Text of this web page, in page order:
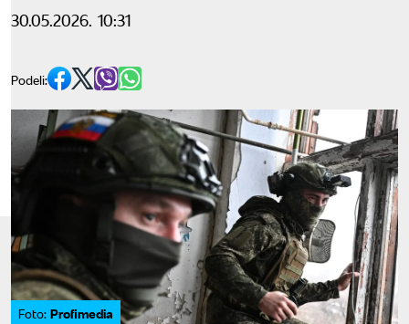
30.05.2026. 10:31
Podeli:
Foto: Profimedia